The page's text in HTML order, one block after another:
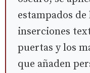
estampados
inserciones
puertas y los
que añaden